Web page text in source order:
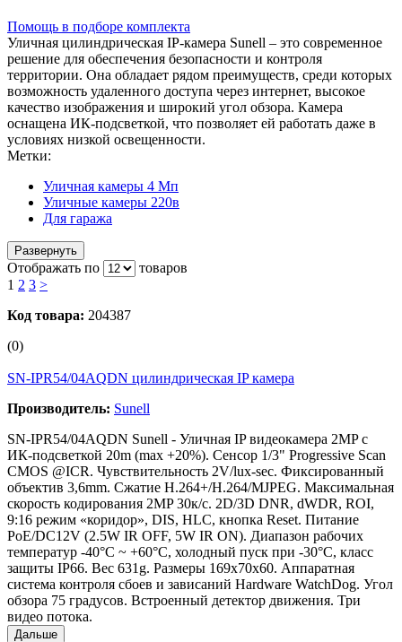
Помощь в подборе комплекта
Уличная цилиндрическая IP-камера Sunell – это современное
решение для обеспечения безопасности и контроля
территории. Она обладает рядом преимуществ, среди которых
возможность удаленного доступа через интернет, высокое
качество изображения и широкий угол обзора. Камера
оснащена ИК-подсветкой, что позволяет ей работать даже в
условиях низкой освещенности.
Метки:
Уличная камеры 4 Мп
Уличные камеры 220в
Для гаража
Развернуть
Отображать по
товаров
1 2 3 >
Код товара: 204387
(0)
SN-IPR54/04AQDN цилиндрическая IP камера
Производитель: Sunell
SN-IPR54/04AQDN Sunell - Уличная IP видеокамера 2MP с
ИК-подсветкой 20m (max +20%). Сенсор 1/3" Progressive Scan
CMOS @ICR. Чувствительность 2V/lux-sec. Фиксированный
объектив 3,6mm. Сжатие H.264+/H.264/MJPEG. Максимальная
скорость кодирования 2MP 30к/с. 2D/3D DNR, dWDR, ROI,
9:16 режим «коридор», DIS, HLC, кнопка Reset. Питание
PoE/DC12V (2.5W IR OFF, 5W IR ON). Диапазон рабочих
температур -40°C ~ +60°C, холодный пуск при -30°C, класс
защиты IP66. Вес 631g. Размеры 169х70х60. Аппаратная
система контроля сбоев и зависаний Hardware WatchDog. Угол
обзора 75 градусов. Встроенный детектор движения. Три
видео потока.
Дальше